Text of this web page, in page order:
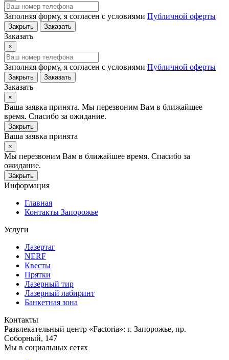
Заполняя форму, я согласен с условиями Публичной оферты
Закрыть Заказать
Заказать
×
Заполняя форму, я согласен с условиями Публичной оферты
Закрыть Заказать
Заказать
×
Ваша заявка принята. Мы перезвоним Вам в ближайшее
время. Спасибо за ожидание.
Закрыть
Ваша заявка принята
×
Мы перезвоним Вам в ближайшее время. Спасибо за
ожидание.
Закрыть
Информация
Главная
Контакты Запорожье
Услуги
Лазертаг
NERF
Квесты
Прятки
Лазерный тир
Лазерный лабиринт
Банкетная зона
Контакты
Развлекательный центр «Factoria»: г. Запорожье, пр.
Соборный, 147
Мы в социальных сетях